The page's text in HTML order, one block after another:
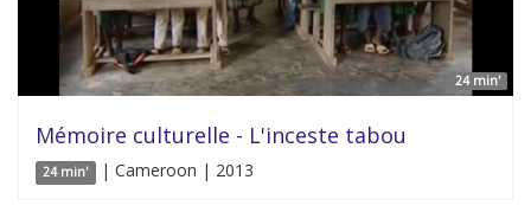
24 min'
Mémoire culturelle - L'inceste tabou
24 min' | Cameroon | 2013